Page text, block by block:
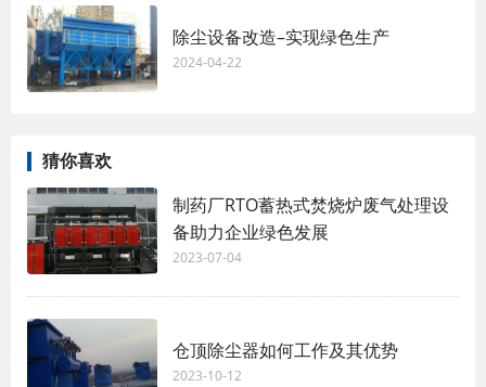
除尘设备改造–实现绿色生产
2024-04-22
猜你喜欢
制药厂RTO蓄热式焚烧炉废气处理设
备助力企业绿色发展
2023-07-04
仓顶除尘器如何工作及其优势
2023-10-12